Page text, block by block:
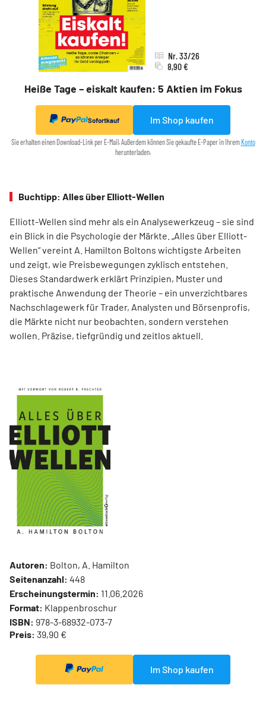
Heiße Tage – eiskalt kaufen: 5 Aktien im Fokus
Nr. 33/26
8,90 €
Sofortkauf Im Shop kaufen
Sie erhalten einen Download-Link per E-Mail. Außerdem können Sie gekaufte E-Paper in Ihrem Konto
herunterladen.
Buchtipp: Alles über Elliott-Wellen
Elliott-Wellen sind mehr als ein Analysewerkzeug – sie sind
ein Blick in die Psychologie der Märkte. „Alles über Elliott-
Wellen“ vereint A. Hamilton Boltons wichtigste Arbeiten
und zeigt, wie Preisbewegungen zyklisch entstehen.
Dieses Standardwerk erklärt Prinzipien, Muster und
praktische Anwendung der Theorie – ein unverzichtbares
Nachschlagewerk für Trader, Analysten und Börsenprofis,
die Märkte nicht nur beobachten, sondern verstehen
wollen. Präzise, tiefgründig und zeitlos aktuell.
Autoren: Bolton, A. Hamilton
Seitenanzahl: 448
Erscheinungstermin: 11.06.2026
Format: Klappenbroschur
ISBN: 978-3-68932-073-7
Preis: 39,90 €
Im Shop kaufen